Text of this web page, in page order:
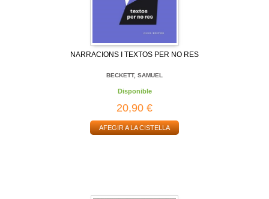
NARRACIONS I TEXTOS PER NO RES
BECKETT, SAMUEL
Disponible
20,90 €
AFEGIR A LA CISTELLA